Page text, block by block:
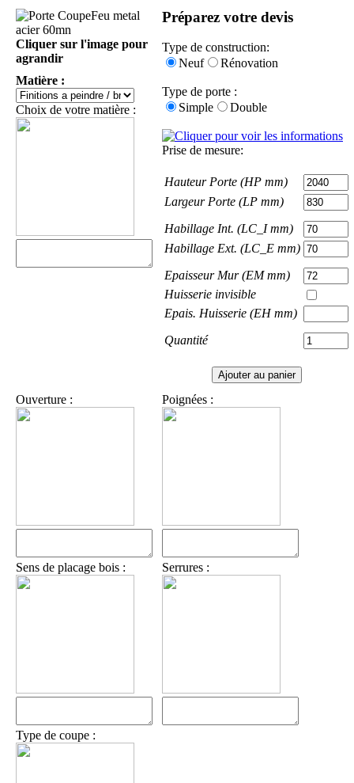
Cliquer sur l'image pour
agrandir
Matière :
Choix de votre matière :
Préparez votre devis
Type de construction:
Neuf
Rénovation
Type de porte :
Simple
Double
Prise de mesure:
Hauteur Porte (HP mm)
Largeur Porte (LP mm)
Habillage Int. (LC_I mm)
Habillage Ext. (LC_E mm)
Epaisseur Mur (EM mm)
Huisserie invisible
Epais. Huisserie (EH mm)
Quantité
Ouverture :
Sens de placage bois :
Type de coupe :
Poignées :
Serrures :